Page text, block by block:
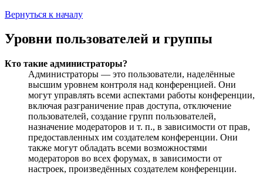
Вернуться к началу
Уровни пользователей и группы
Кто такие администраторы?
Администраторы — это пользователи, наделённые
высшим уровнем контроля над конференцией. Они
могут управлять всеми аспектами работы конференции,
включая разграничение прав доступа, отключение
пользователей, создание групп пользователей,
назначение модераторов и т. п., в зависимости от прав,
предоставленных им создателем конференции. Они
также могут обладать всеми возможностями
модераторов во всех форумах, в зависимости от
настроек, произведённых создателем конференции.